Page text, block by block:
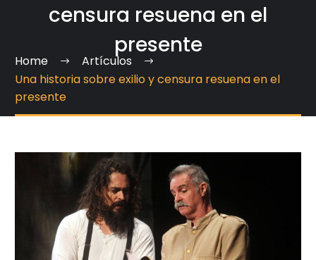
censura resuena en el
presente
Home
Artículos
Una historia sobre exilio y censura resuena en el
presente